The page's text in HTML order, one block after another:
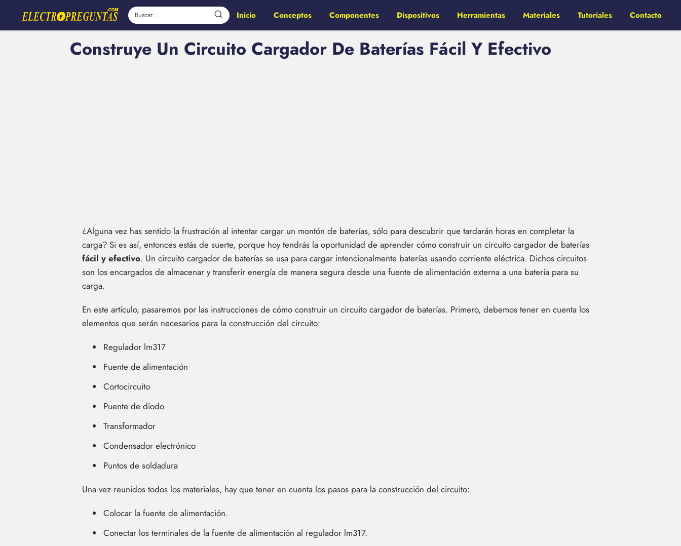
Inicio Conceptos Componentes Dispositivos Herramientas Materiales Tutoriales Contacto
Construye Un Circuito Cargador De Baterías Fácil Y Efectivo
¿Alguna vez has sentido la frustración al intentar cargar un montón de baterías, sólo para descubrir que tardarán horas en completar la
carga? Si es así, entonces estás de suerte, porque hoy tendrás la oportunidad de aprender cómo construir un circuito cargador de baterías
fácil y efectivo. Un circuito cargador de baterías se usa para cargar intencionalmente baterías usando corriente eléctrica. Dichos circuitos
son los encargados de almacenar y transferir energía de manera segura desde una fuente de alimentación externa a una batería para su
carga.
En este artículo, pasaremos por las instrucciones de cómo construir un circuito cargador de baterías. Primero, debemos tener en cuenta los
elementos que serán necesarios para la construcción del circuito:
Regulador lm317
Fuente de alimentación
Cortocircuito
Puente de diodo
Transformador
Condensador electrónico
Puntos de soldadura
Una vez reunidos todos los materiales, hay que tener en cuenta los pasos para la construcción del circuito:
Colocar la fuente de alimentación.
Conectar los terminales de la fuente de alimentación al regulador lm317.